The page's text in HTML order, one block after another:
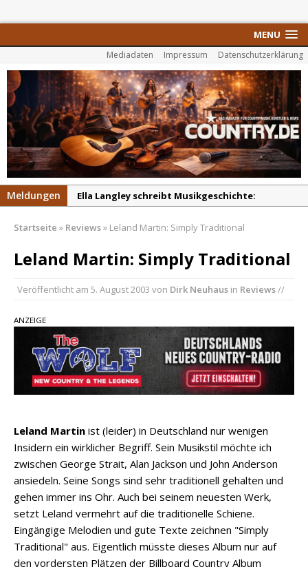
MENU
Mediadaten Impressum Datenschutzerklärung
Meldungen
Ella Langley schreibt Musikgeschichte:
aller Zeiten
pez veröffentlicht neue Single „Late Night
Talks“ – eine Hymne auf unvergessliche
Sommernächte
einen weiteren Schatz aus dem Archiv
Danke für Euer Vertrauen: Country.de erreicht
täglich rund 10.000 Leser
Kacey Musgraves entführt Fans mit neuem
Vergleich mit anderen
Startseite » Reviews» Leland Martin: Simply Traditional
Leland Martin: Simply Traditional
Veröffentlicht am 5. August 2003 von Dirk Neuhaus in Reviews//
ANZEIGE
Leland Martin ist (leider) in Deutschland nur wenigen
Insidern ein wirklicher Begriff. Sein Musikstil möchte ich
zwischen George Strait, Alan Jackson und John Anderson
ansiedeln. Seine Songs sind sehr traditionell gehalten und
gehen immer ins Ohr. Auch bei seinem neuesten Werk,
setzt Leland vermehrt auf die traditionelle Schiene.
Eingängige Melodien und gute Texte zeichnen "Simply
Traditional" aus. Eigentlich müsste dieses Album nur auf
den vordersten Plätzen der Billboard Country Album